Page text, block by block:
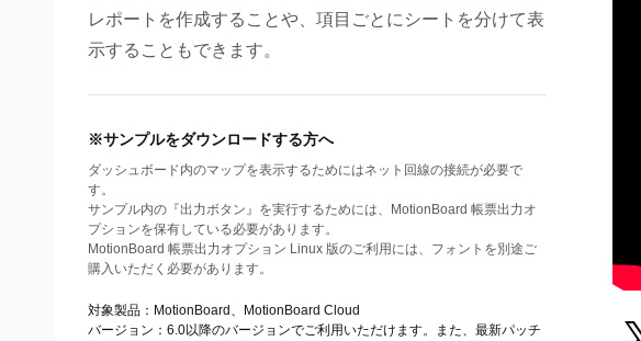
レポートを作成することや、項目ごとにシートを分けて表
示することもできます。
※サンプルをダウンロードする方へ
ダッシュボード内のマップを表示するためにはネット回線の接続が必要で
す。
サンプル内の『出力ボタン』を実行するためには、MotionBoard 帳票出力オ
プションを保有している必要があります。
MotionBoard 帳票出力オプション Linux 版のご利用には、フォントを別途ご
購入いただく必要があります。
対象製品：MotionBoard、MotionBoard Cloud
バージョン：6.0以降のバージョンでご利用いただけます。また、最新パッチ